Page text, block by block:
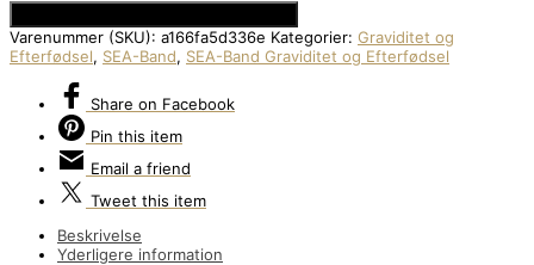
Varenummer (SKU): a166fa5d336e Kategorier: Graviditet og
Efterfødsel, SEA-Band, SEA-Band Graviditet og Efterfødsel
Share on Facebook
Pin this item
Email a friend
Tweet this item
Beskrivelse
Yderligere information